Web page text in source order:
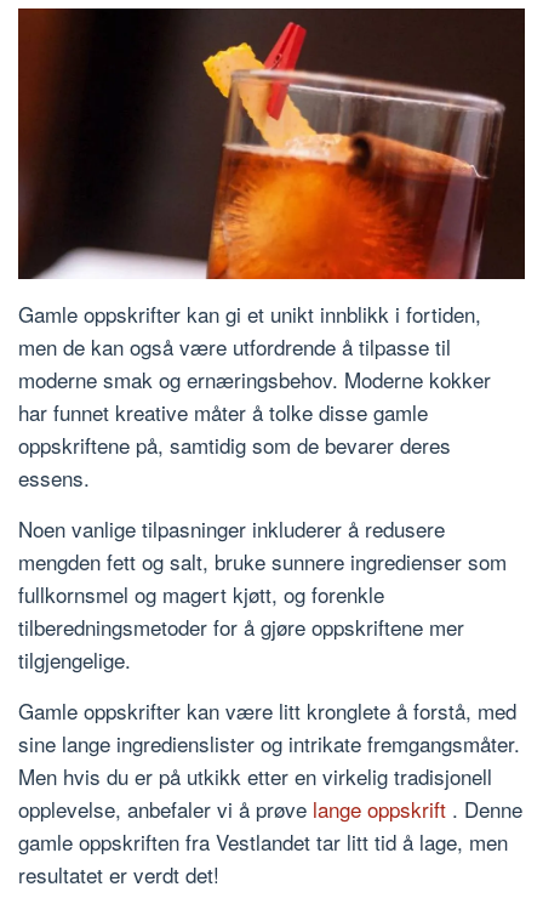
Gamle oppskrifter kan gi et unikt innblikk i fortiden,
men de kan også være utfordrende å tilpasse til
moderne smak og ernæringsbehov. Moderne kokker
har funnet kreative måter å tolke disse gamle
oppskriftene på, samtidig som de bevarer deres
essens.
Noen vanlige tilpasninger inkluderer å redusere
mengden fett og salt, bruke sunnere ingredienser som
fullkornsmel og magert kjøtt, og forenkle
tilberedningsmetoder for å gjøre oppskriftene mer
tilgjengelige.
Gamle oppskrifter kan være litt kronglete å forstå, med
sine lange ingredienslister og intrikate fremgangsmåter.
Men hvis du er på utkikk etter en virkelig tradisjonell
opplevelse, anbefaler vi å prøve lange oppskrift . Denne
gamle oppskriften fra Vestlandet tar litt tid å lage, men
resultatet er verdt det!